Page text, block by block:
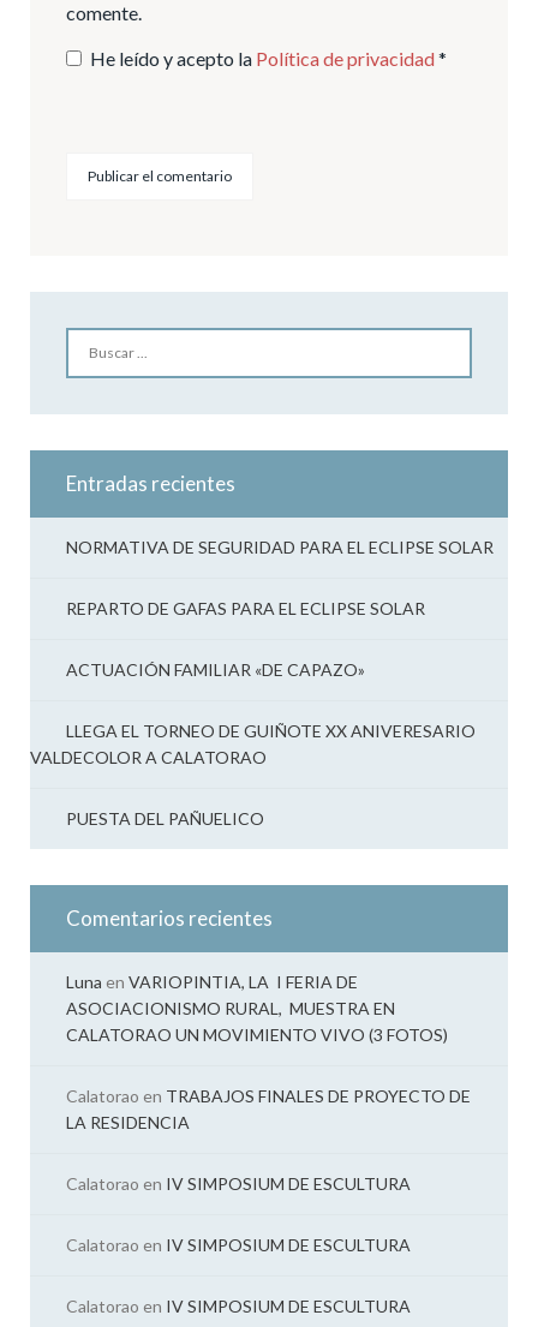
comente.
He leído y acepto la Política de privacidad*
Entradas recientes
NORMATIVA DE SEGURIDAD PARA EL ECLIPSE SOLAR
REPARTO DE GAFAS PARA EL ECLIPSE SOLAR
ACTUACIÓN FAMILIAR «DE CAPAZO»
LLEGA EL TORNEO DE GUIÑOTE XX ANIVERESARIO
VALDECOLOR A CALATORAO
PUESTA DEL PAÑUELICO
Comentarios recientes
Luna en VARIOPINTIA, LA I FERIA DE
ASOCIACIONISMO RURAL, MUESTRA EN
CALATORAO UN MOVIMIENTO VIVO (3 FOTOS)
Calatorao en TRABAJOS FINALES DE PROYECTO DE
LA RESIDENCIA
Calatorao en IV SIMPOSIUM DE ESCULTURA
Calatorao en IV SIMPOSIUM DE ESCULTURA
Calatorao en IV SIMPOSIUM DE ESCULTURA